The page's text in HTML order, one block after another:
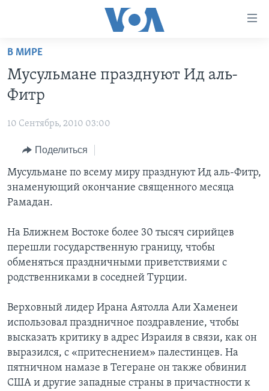
Перейти
основной
контент
Перейти
навигации
Перейти
поиск
ПРОГРАММЫ
НОВОСТИ ЗА МИНУТУ
ИТОГИ
ПОЧЕМУ ЭТО ВАЖНО?
ДИСКУССИЯ VOA
НЬЮ-ЙОРК NEW YORK
АМЕРИКА. БОЛЬШОЕ ПУТЕШЕСТВИЕ
ПРОЕКТЫ
УЧИМ АНГЛИЙСКИЙ
НАША АМЕРИКАНСКАЯ ИСТОРИЯ
А КАК В АМЕРИКЕ?
АРТЕФАКТЫ
ТЕСТЫ
ЭКСПЕРТИЗА
ИНТЕРВЬЮ
ФАКТЫ ПРОТИВ ФЕЙКОВ
ЗА СВОБОДУ ПРЕССЫ
ВИДЕО
ПОДПИСКА НА НОВОСТИ
СОЦИАЛЬНЫЕ СЕТИ
Языки
В МИРЕ
Мусульмане празднуют Ид аль-
Фитр
10 Сентябрь, 2010 03:00
Поделиться
Мусульмане по всему миру празднуют Ид аль-Фитр,
знаменующий окончание священного месяца
Рамадан.
На Ближнем Востоке более 30 тысяч сирийцев
перешли государственную границу, чтобы
обменяться праздничными приветствиями с
родственниками в соседней Турции.
Верховный лидер Ирана Аятолла Али Хаменеи
использовал праздничное поздравление, чтобы
высказать критику в адрес Израиля в связи, как он
выразился, c «притеснением» палестинцев. На
пятничном намазе в Тегеране он также обвинил
США и другие западные страны в причастности к